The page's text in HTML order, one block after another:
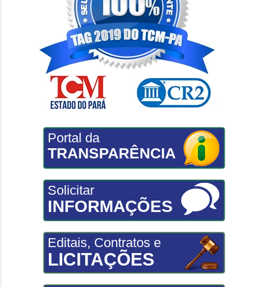
Portal da
TRANSPARÊNCIA
Solicitar
INFORMAÇÕES
Editais, Contratos e
LICITAÇÕES